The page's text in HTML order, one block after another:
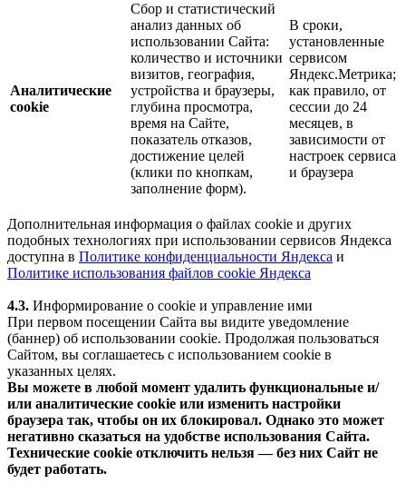
Аналитические
cookie
Сбор и статистический
анализ данных об
использовании Сайта:
количество и источники
визитов, география,
устройства и браузеры,
глубина просмотра,
время на Сайте,
показатель отказов,
достижение целей
(клики по кнопкам,
заполнение форм).
В сроки,
установленные
сервисом
Яндекс.Метрика;
как правило, от
сессии до 24
месяцев, в
зависимости от
настроек сервиса
и браузера
Дополнительная информация о файлах cookie и других
подобных технологиях при использовании сервисов Яндекса
доступна в Политике конфиденциальности Яндекса и
Политике использования файлов cookie Яндекса
4.3. Информирование о cookie и управление ими
При первом посещении Сайта вы видите уведомление
(баннер) об использовании cookie. Продолжая пользоваться
Сайтом, вы соглашаетесь с использованием cookie в
указанных целях.
Вы можете в любой момент удалить функциональные и/
или аналитические cookie или изменить настройки
браузера так, чтобы он их блокировал. Однако это может
негативно сказаться на удобстве использования Сайта.
Технические cookie отключить нельзя — без них Сайт не
будет работать.